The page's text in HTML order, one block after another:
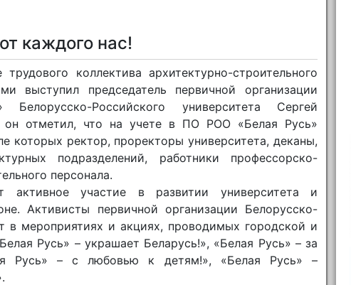
каждого нас!
коллектива архитектурно-строительного
выступил председатель первичной организации
Российского университета Сергей
он отметил, что на учете в ПО РОО «Белая Русь»
которых ректор, проректоры университета, деканы,
подразделений, работники профессорско-
персонала.
активное участие в развитии университета и
Активисты первичной организации Белорусско-
в мероприятиях и акциях, проводимых городской и
Русь» – украшает Беларусь!», «Белая Русь» – за
Русь» – с любовью к детям!», «Белая Русь» –